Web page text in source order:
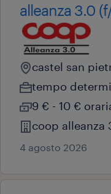
alleanza 3.0
castel san
tempo
9 € - 10 €
coop alleanza
4 agosto 2026